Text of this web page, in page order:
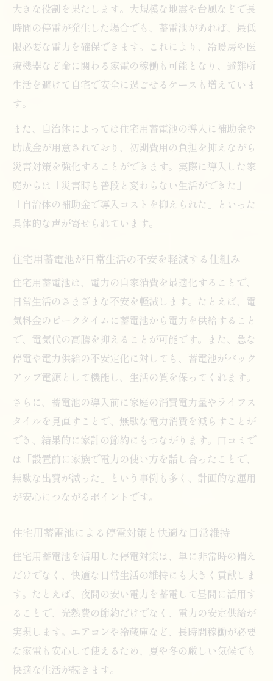
大きな役割を果たします。大規模な地震や台風などで長
時間の停電が発生した場合でも、蓄電池があれば、最低
限必要な電力を確保できます。これにより、冷暖房や医
療機器など命に関わる家電の稼働も可能となり、避難所
生活を避けて自宅で安全に過ごせるケースも増えていま
す。
また、自治体によっては住宅用蓄電池の導入に補助金や
助成金が用意されており、初期費用の負担を抑えながら
災害対策を強化することができます。実際に導入した家
庭からは「災害時も普段と変わらない生活ができた」
「自治体の補助金で導入コストを抑えられた」といった
具体的な声が寄せられています。
住宅用蓄電池が日常生活の不安を軽減する仕組み
住宅用蓄電池は、電力の自家消費を最適化することで、
日常生活のさまざまな不安を軽減します。たとえば、電
気料金のピークタイムに蓄電池から電力を供給すること
で、電気代の高騰を抑えることが可能です。また、急な
停電や電力供給の不安定化に対しても、蓄電池がバック
アップ電源として機能し、生活の質を保ってくれます。
さらに、蓄電池の導入前に家庭の消費電力量やライフス
タイルを見直すことで、無駄な電力消費を減らすことが
でき、結果的に家計の節約にもつながります。口コミで
は「設置前に家族で電力の使い方を話し合ったことで、
無駄な出費が減った」という事例も多く、計画的な運用
が安心につながるポイントです。
住宅用蓄電池による停電対策と快適な日常維持
住宅用蓄電池を活用した停電対策は、単に非常時の備え
だけでなく、快適な日常生活の維持にも大きく貢献しま
す。たとえば、夜間の安い電力を蓄電して昼間に活用す
ることで、光熱費の節約だけでなく、電力の安定供給が
実現します。エアコンや冷蔵庫など、長時間稼働が必要
な家電も安心して使えるため、夏や冬の厳しい気候でも
快適な生活が続きます。